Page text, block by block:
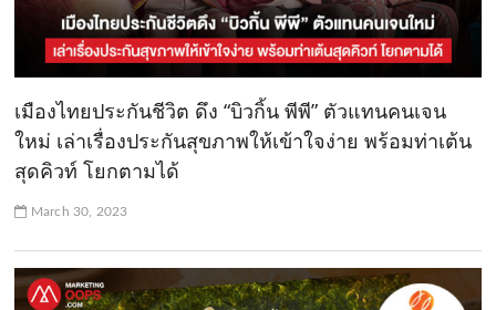
เมืองไทยประกันชีวิต ดึง “บิวกิ้น พีพี” ตัวแทนคนเจน
ใหม่ เล่าเรื่องประกันสุขภาพให้เข้าใจง่าย พร้อมท่าเต้น
สุดคิวท์ โยกตามได้
March 30, 2023